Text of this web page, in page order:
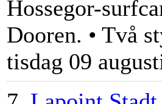
Hossegor-
Dooren. • Två
tisdag 09